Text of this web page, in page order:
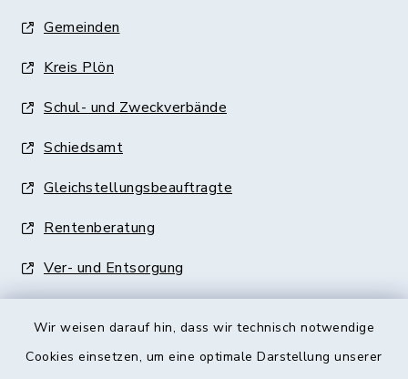
Wir weisen darauf hin, dass wir technisch notwendige
Cookies einsetzen, um eine optimale Darstellung unserer
Gemeinden
Kreis Plön
Schul- und Zweckverbände
Schiedsamt
Gleichstellungsbeauftragte
Rentenberatung
Ver- und Entsorgung